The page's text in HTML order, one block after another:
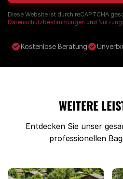
Diese Website ist durch reCAPTCHA
Datenschutzbestimmungen und
Kostenlose Beratung
WEITERE
Entdecken Sie unser
professionellen